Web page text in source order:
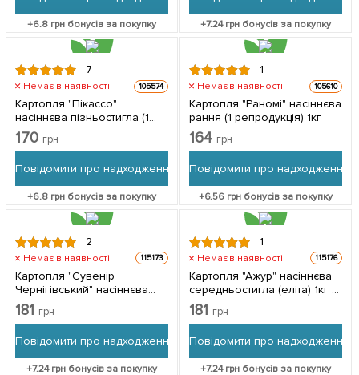
+6.8 грн бонусів за покупку +7.24 грн бонусів за покупку
7
Немає в наявності 105574
Картопля "Пікассо"
насіннєва пізньостигла (1
репродукція) 1кг
170 грн
Повідомити про надходження
+6.8 грн бонусів за покупку
1
Немає в наявності 105610
Картопля "Раномі" насіннєва
рання (1 репродукція) 1кг
164 грн
Повідомити про надходження
+6.56 грн бонусів за покупку
2
Немає в наявності 115173
Картопля "Сувенір
Чернігівський" насіннєва
середньостигла (еліта) 1кг
181 грн
Повідомити про надходження
+7.24 грн бонусів за покупку
1
Немає в наявності 115176
Картопля "Ажур" насіннєва
середньостигла (еліта) 1кг 1
кг
181 грн
Повідомити про надходження
+7.24 грн бонусів за покупку